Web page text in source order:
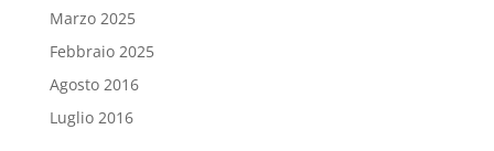
Marzo 2025
Febbraio 2025
Agosto 2016
Luglio 2016